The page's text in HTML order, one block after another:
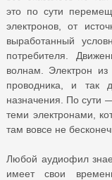
это по сути
электронов, от
выработанный
потребителя.
волнам. Электрон из
проводника, и так
назначения. По сути
теми электронами,
там вовсе не
Любой аудиофил
имеет свои